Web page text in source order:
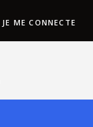
JE ME CONNECTE